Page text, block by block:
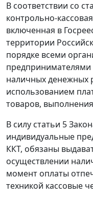
В соответствии со
контрольно-
включенная в
территории
порядке всеми
наличных денежных
использованием
товаров,
В силу статьи 5
индивидуальные
ККТ, обязаны
осуществлении
момент оплаты
техникой кассовые